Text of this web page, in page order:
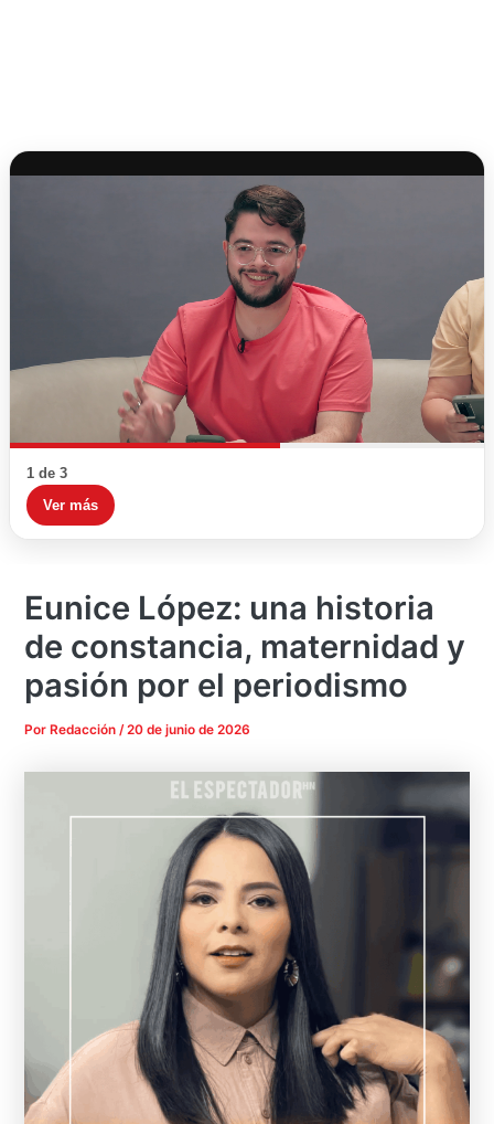
1 de 3
Ver más
Eunice López: una historia
de constancia, maternidad y
pasión por el periodismo
Por Redacción/20 de junio de 2026